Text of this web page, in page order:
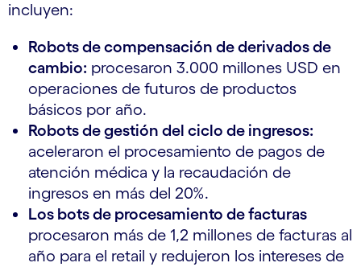
incluyen:
Robotsde compensación de derivados de
cambio: procesaron 3.000 millones USD en
operaciones de futuros de productos
básicos por año.
Robots de gestión del ciclo de ingresos:
aceleraron el procesamiento de pagos de
atención médica y la recaudación de
ingresos en más del 20%.
Los bots de procesamiento de facturas
procesaron más de 1,2 millones de facturas al
año para el retail y redujeron los intereses de